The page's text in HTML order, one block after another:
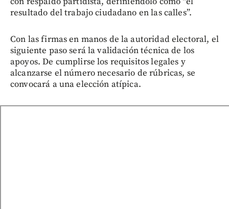
resultado del trabajo ciudadano en las calles”.
Con las firmas en manos de la autoridad electoral, el
siguiente paso será la validación técnica de los
apoyos. De cumplirse los requisitos legales y
alcanzarse el número necesario de rúbricas, se
convocará a una elección atípica.